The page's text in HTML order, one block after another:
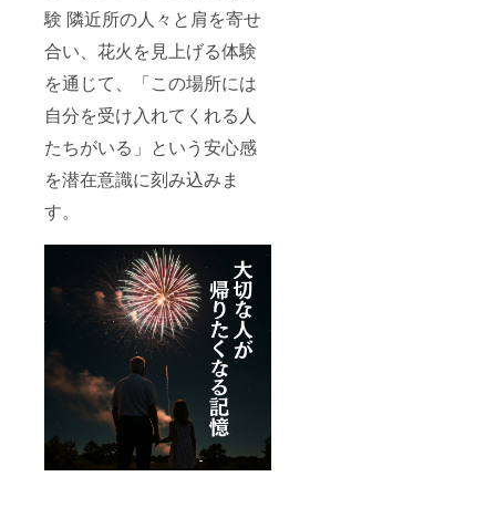
験 隣近所の人々と肩を寄せ
合い、花火を見上げる体験
を通じて、「この場所には
自分を受け入れてくれる人
たちがいる」という安心感
を潜在意識に刻み込みま
す。